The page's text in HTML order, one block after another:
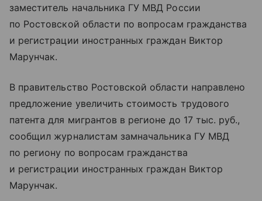
заместитель начальника ГУ МВД России
по Ростовской области по вопросам гражданства
и регистрации иностранных граждан Виктор
Марунчак.
В правительство Ростовской области направлено
предложение увеличить стоимость трудового
патента для мигрантов в регионе до 17 тыс. руб.,
сообщил журналистам замначальника ГУ МВД
по региону по вопросам гражданства
и регистрации иностранных граждан Виктор
Марунчак.